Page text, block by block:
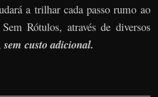
a trilhar cada passo rumo ao
Rótulos, através de diversos
sem custo adicional.